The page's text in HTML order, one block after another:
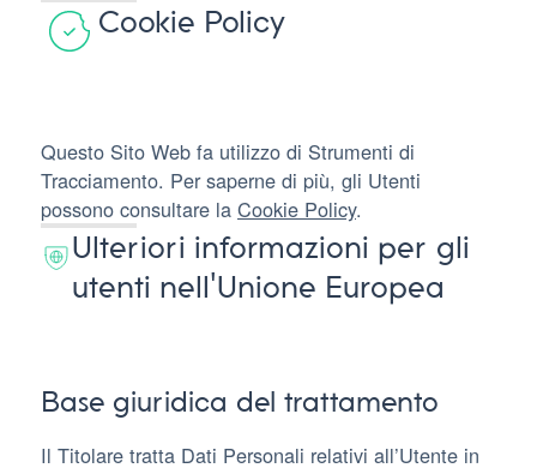
Cookie Policy
Questo Sito Web fa utilizzo di Strumenti di
Tracciamento. Per saperne di più, gli Utenti
possono consultare la Cookie Policy.
Ulteriori informazioni per gli
utenti nell'Unione Europea
Base giuridica del trattamento
Il Titolare tratta Dati Personali relativi all’Utente in